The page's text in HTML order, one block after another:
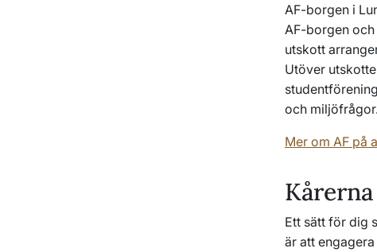
AF-borgen i
AF-borgen
utskott
Utöver
och
Mer om AF på
Ett sätt för dig
är att